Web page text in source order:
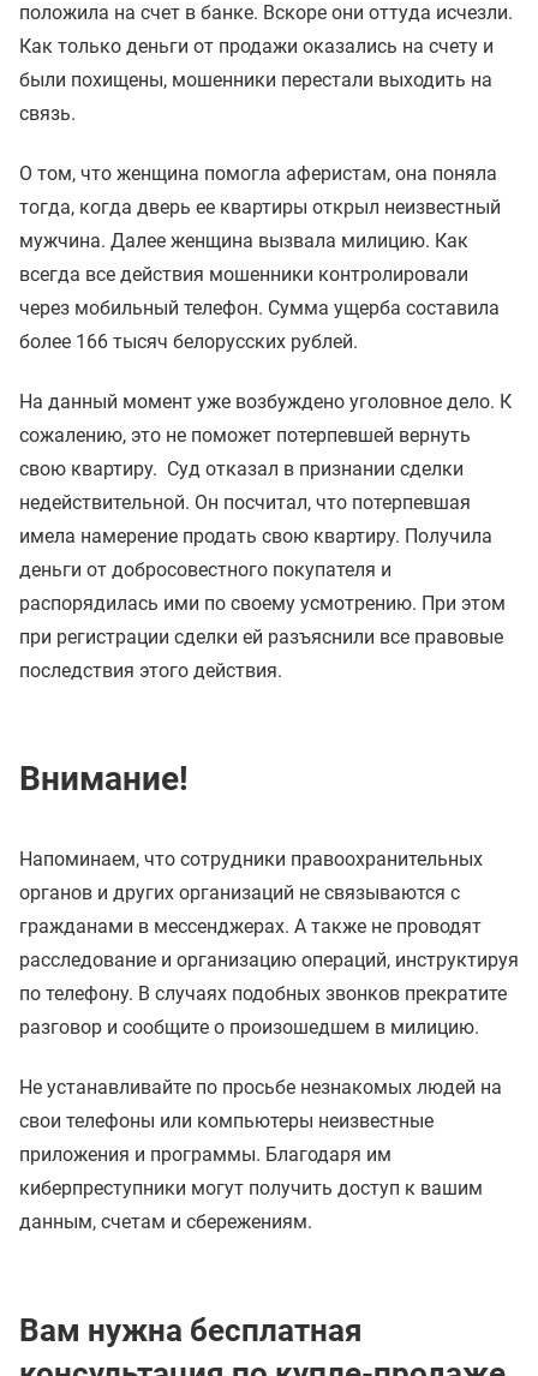
положила на счет в банке. Вскоре они оттуда исчезли.
Как только деньги от продажи оказались на счету и
были похищены, мошенники перестали выходить на
связь.
О том, что женщина помогла аферистам, она поняла
тогда, когда дверь ее квартиры открыл неизвестный
мужчина. Далее женщина вызвала милицию. Как
всегда все действия мошенники контролировали
через мобильный телефон. Сумма ущерба составила
более 166 тысяч белорусских рублей.
На данный момент уже возбуждено уголовное дело. К
сожалению, это не поможет потерпевшей вернуть
свою квартиру. Суд отказал в признании сделки
недействительной. Он посчитал, что потерпевшая
имела намерение продать свою квартиру. Получила
деньги от добросовестного покупателя и
распорядилась ими по своему усмотрению. При этом
при регистрации сделки ей разъяснили все правовые
последствия этого действия.
Внимание!
Напоминаем, что сотрудники правоохранительных
органов и других организаций не связываются с
гражданами в мессенджерах. А также не проводят
расследование и организацию операций, инструктируя
по телефону. В случаях подобных звонков прекратите
разговор и сообщите о произошедшем в милицию.
Не устанавливайте по просьбе незнакомых людей на
свои телефоны или компьютеры неизвестные
приложения и программы. Благодаря им
киберпреступники могут получить доступ к вашим
данным, счетам и сбережениям.
Вам нужна бесплатная